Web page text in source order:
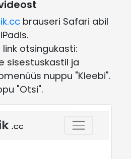
brauseri Safari abil
otsingukasti:
sisestuskastil ja
nuppu "Kleebi".
"Otsi".